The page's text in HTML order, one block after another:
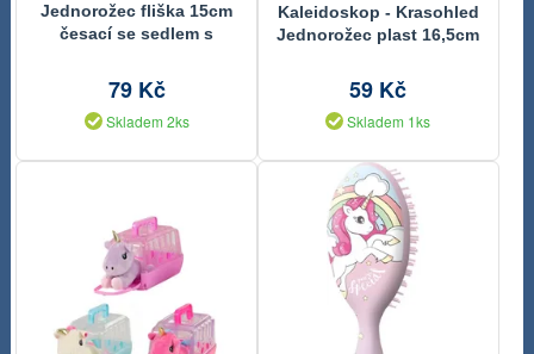
Jednorožec fliška 15cm
česací se sedlem s
79 Kč
Skladem 2ks
Kaleidoskop - Krasohled
Jednorožec plast 16,5cm
59 Kč
Skladem 1ks